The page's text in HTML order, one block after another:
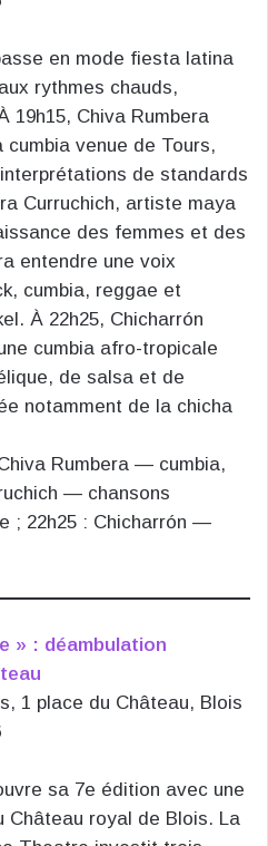
en mode fiesta latina
rythmes chauds,
19h15, Chiva Rumbera
venue de Tours,
de standards
Curruchich, artiste maya
des femmes et des
entendre une voix
cumbia, reggae et
À 22h25, Chicharrón
cumbia afro-tropicale
de salsa et de
notamment de la chicha
Rumbera — cumbia,
— chansons
; 22h25 : Chicharrón —
» : déambulation
1 place du Château, Blois
sa 7e édition avec une
Château royal de Blois. La